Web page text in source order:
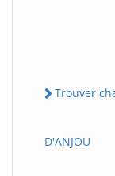
Trouver
D'ANJOU